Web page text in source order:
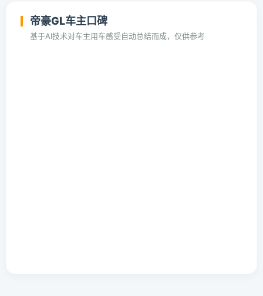
帝豪GL车主口碑
基于AI技术对车主用车感受自动总结而成，仅供参考